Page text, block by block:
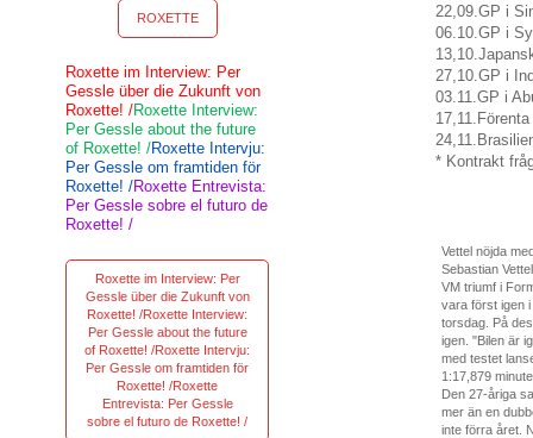
22,09.GP i
06.10.GP i
13,10.
27,10.GP i
03.11.GP i
17,11. Förenta
24,11.
* Kontrakt
Vettel nöjda
Sebastian
VM triumf i
vara först igen
torsdag. På
igen. "Bilen är
med testet
1:17,879
Den 27-åriga
mer än en
inte förra året.
ROXETTE
Roxette im Interview: Per
Gessle über die Zukunft von
Roxette! /Roxette Interview:
Per Gessle about the future
of Roxette! /Roxette Intervju:
Per Gessle om framtiden för
Roxette! /Roxette Entrevista:
Per Gessle sobre el futuro de
Roxette! /
Roxette im Interview: Per
Gessle über die Zukunft von
Roxette! /Roxette Interview:
Per Gessle about the future
of Roxette! /Roxette Intervju:
Per Gessle om framtiden för
Roxette! /Roxette
Entrevista: Per Gessle
sobre el futuro de Roxette! /